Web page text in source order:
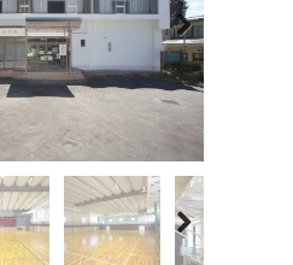
Next
Next